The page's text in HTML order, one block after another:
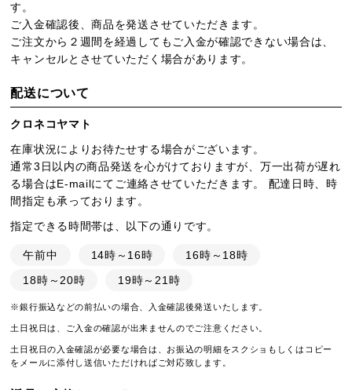
す。
ご入金確認後、商品を発送させていただきます。
ご注文から２週間を経過してもご入金が確認できない場合は、
キャンセルとさせていただく場合があります。
配送について
クロネコヤマト
在庫状況によりお待たせする場合がございます。
通常3日以内の商品発送を心がけておりますが、万一出荷が遅れ
る場合はE-mailにてご連絡させていただきます。 配達日時、時
間指定も承っております。
指定できる時間帯は、以下の通りです。
午前中 14時～16時
16時～18時
18時～20時
19時～21時
※銀行振込などの前払いの場合、入金確認後発送いたします。
土日祝日は、ご入金の確認が出来ませんのでご注意ください。
土日祝日の入金確認が必要な場合は、お振込の明細をスクショもしくはコピー
をメールに添付し送信いただければご対応致します。